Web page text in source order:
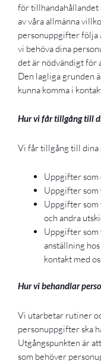
för tillhandahållandet
av våra allmänna
personuppgifter följa
vi behöva dina
det är nödvändigt för
Den lagliga grunden
kunna komma i
Hur vi får tillgång till
Vi får tillgång till dina
Uppgifter som
Uppgifter
Uppgifter som
och andra
Uppgifter som
anställning
kontakt med
Hur vi behandlar
Vi utarbetar rutiner
personuppgifter ska
Utgångspunkten är
som behöver